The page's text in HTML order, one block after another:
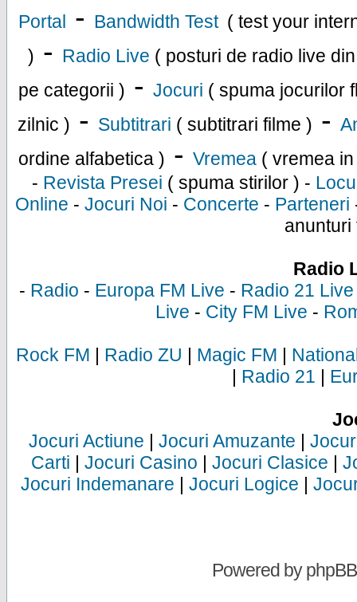
Portal - Bandwidth Test ( test your
) - Radio Live ( posturi de radio live
pe categorii ) - Jocuri ( spuma jocurilor
zilnic ) - Subtitrari ( subtitrari filme ) -
ordine alfabetica ) - Vremea ( vremea
- Revista Presei ( spuma stirilor ) -
Online - Jocuri Noi - Concerte - Parteneri
anunturi
Radio
- Radio - Europa FM Live - Radio 21 Live
Live - City FM Live -
Rock FM | Radio ZU | Magic FM |
| Radio 21 |
Jocuri Actiune | Jocuri Amuzante |
Carti | Jocuri Casino | Jocuri Clasice |
Jocuri Indemanare | Jocuri Logice |
Powered byphpBB